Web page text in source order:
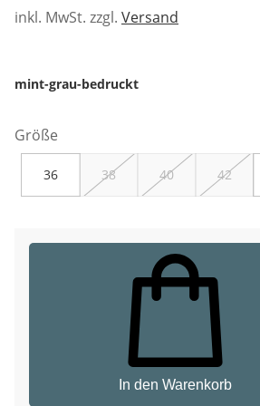
inkl. MwSt. zzgl. Versand
mint-grau-bedruckt
Größe
36 38 40 42
In den Warenkorb